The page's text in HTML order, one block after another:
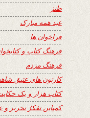
طنز
عید همه مبارک
فراخوان ها
فرهنگ کتاب و
فرهنگ مردم
کارتون های عتیق
کتاب هزار و یک
کمپاین تفکرُ تحریر و